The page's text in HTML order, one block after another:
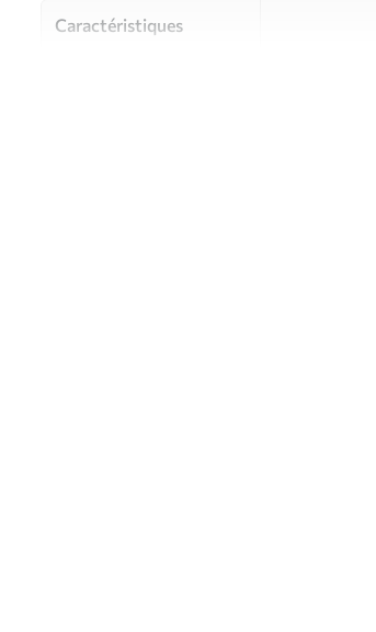
Caractéristiques
Studio de
Imprimé